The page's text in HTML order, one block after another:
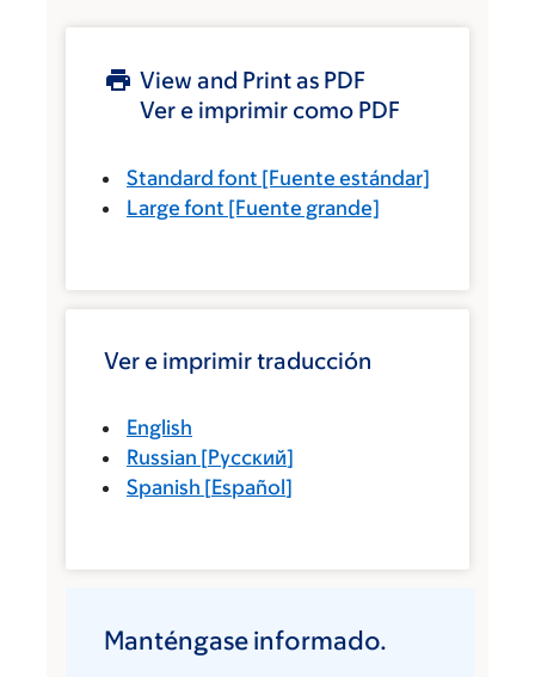
View and Print as PDF
Ver e imprimir como PDF
Standard font [Fuente estándar]
Large font [Fuente grande]
Ver e imprimir traducción
English
Russian [Русский]
Spanish [Español]
Manténgase informado.